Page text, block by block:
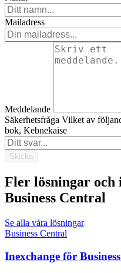
Mailadress
Meddelande
Säkerhetsfråga Vilket av
bok, Kebnekaise
Skicka
Fler lösningar
Business Central
Se alla våra lösningar
Business Central
Inexchange för